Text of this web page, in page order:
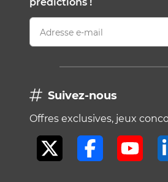
Adresse e-mail
Suivez-nous
Offres exclusives, jeux